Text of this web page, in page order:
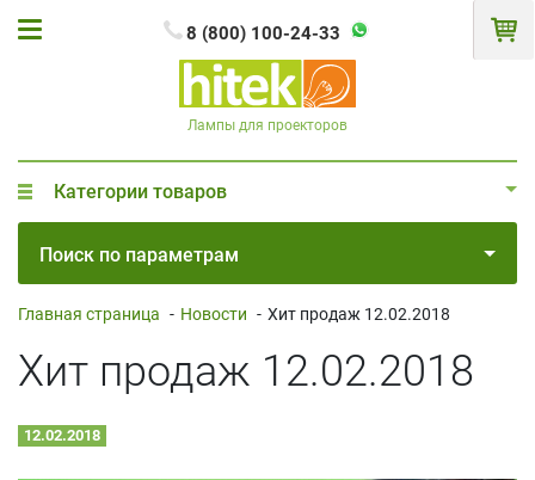
8 (800) 100-24-33
Лампы для проекторов
Категории товаров
Поиск по параметрам
Главная страница - Новости - Хит продаж 12.02.2018
Хит продаж 12.02.2018
12.02.2018